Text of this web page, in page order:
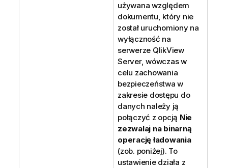
używana względem
dokumentu, który nie
został uruchomiony na
wyłączność na
serwerze QlikView
Server, wówczas w
celu zachowania
bezpieczeństwa w
zakresie dostępu do
danych należy ją
połączyć z opcją Nie
zezwalaj na binarną
operację ładowania
(zob. poniżej). To
ustawienie działa z